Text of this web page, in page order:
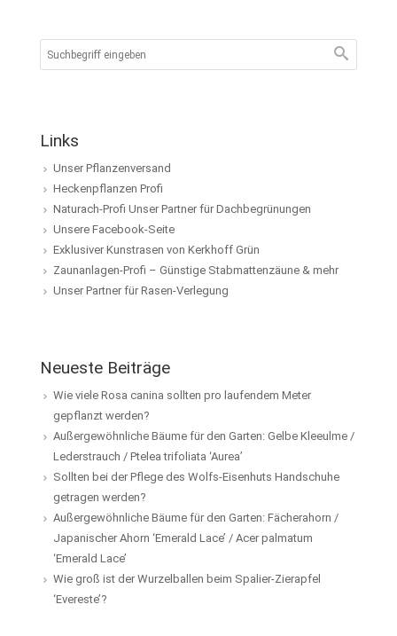
Links
Unser Pflanzenversand
Heckenpflanzen Profi
Naturach-Profi Unser Partner für Dachbegrünungen
Unsere Facebook-Seite
Exklusiver Kunstrasen von Kerkhoff Grün
Zaunanlagen-Profi – Günstige Stabmattenzäune & mehr
Unser Partner für Rasen-Verlegung
Neueste Beiträge
Wie viele Rosa canina sollten pro laufendem Meter
gepflanzt werden?
Außergewöhnliche Bäume für den Garten: Gelbe Kleeulme /
Lederstrauch / Ptelea trifoliata ‘Aurea’
Sollten bei der Pflege des Wolfs-Eisenhuts Handschuhe
getragen werden?
Außergewöhnliche Bäume für den Garten: Fächerahorn /
Japanischer Ahorn ‘Emerald Lace’ / Acer palmatum
‘Emerald Lace’
Wie groß ist der Wurzelballen beim Spalier-Zierapfel
‘Evereste’?